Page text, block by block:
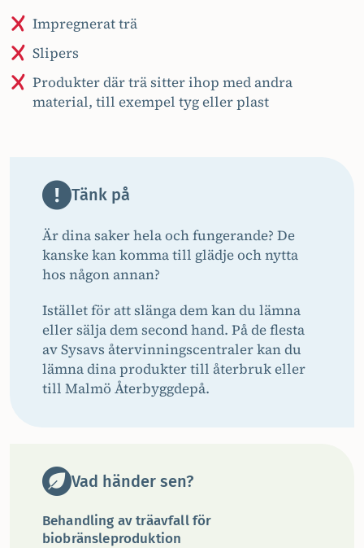
Impregnerat trä
Slipers
Produkter där trä sitter ihop med andra
material, till exempel tyg eller plast
Tänk på
Är dina saker hela och fungerande? De
kanske kan komma till glädje och nytta
hos någon annan?
Istället för att slänga dem kan du lämna
eller sälja dem second hand. På de flesta
av Sysavs återvinningscentraler kan du
lämna dina produkter till återbruk eller
till Malmö Återbyggdepå.
Vad händer sen?
Behandling av träavfall för
biobränsleproduktion